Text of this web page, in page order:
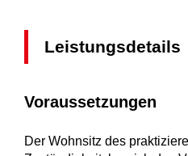
Leistungsdetails
Voraussetzungen
Der Wohnsitz des